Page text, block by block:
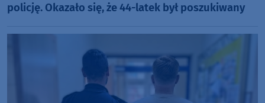
policję. Okazało się, że 44-latek był poszukiwany